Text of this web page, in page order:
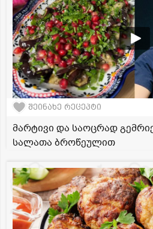
შეინახე რეცეპტი
მარტივი და საოცრად
სალათა ბროწეულით